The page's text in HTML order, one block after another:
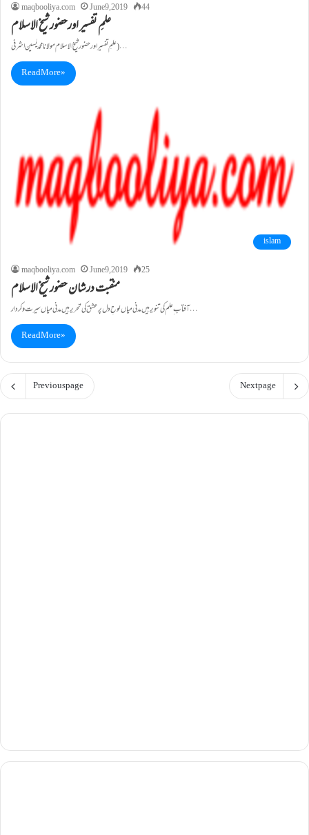
maqbooliya.com
June 9, 2019 44
علمِ تفسیر اورحضور شیخ الاسلام
علمِ تفسیر اورحضور شیخ الاسلام مولانا محمد یٰسین اشرفی )…
Read More »
islam
maqbooliya.com
June 9, 2019 25
منقبت درشان حضور شیخ الاسلام
آفتاب ِ علم کی تنویر ہیں مدنی میاں لوحِ دل پر عشق کی تحریر ہیں مدنی میاں سیرت و کردار…
Read More »
Previous page Next page